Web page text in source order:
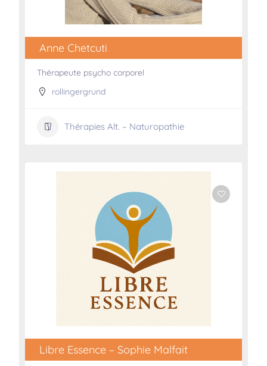
Anne Chetcuti
Thérapeute psycho corporel
rollingergrund
Thérapies Alt. – Naturopathie
Libre Essence – Sophie Malfait